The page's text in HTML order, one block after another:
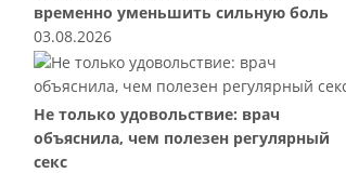
временно уменьшить сильную боль
03.08.2026
Не только удовольствие: врач
объяснила, чем полезен регулярный
секс